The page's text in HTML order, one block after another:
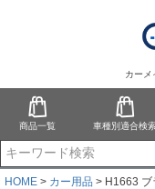
カーメ
商品一覧 車種別適合検
HOME カー用品
H1663